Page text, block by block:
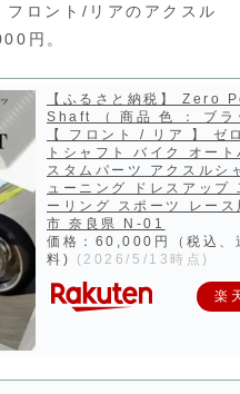
ロント/リアのアクスル
円。
【ふるさと納税】 Zero
Shaft （ 商品 色 ： ブラ
【 フロント / リア 】 ゼ
トシャフト バイク オー
スタムパーツ アクスルシ
ューニング ドレスアップ
ーリング スポーツ レー
市 奈良県 N-01
価格：60,000円（税込、
料)
(2026/5/13時点)
楽